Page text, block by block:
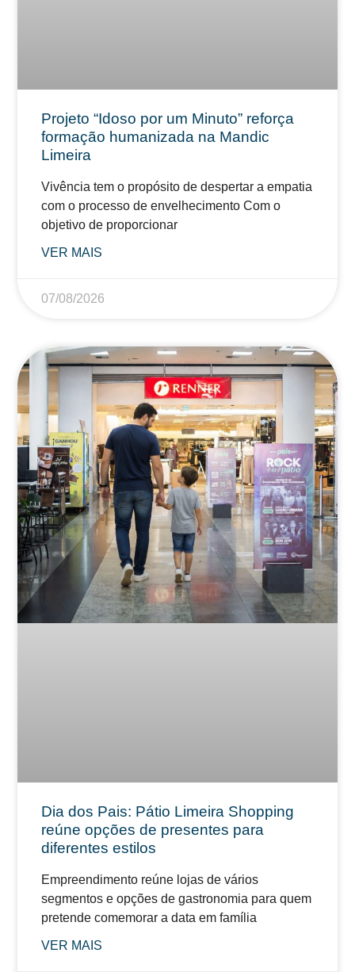
Projeto “Idoso por um Minuto” reforça
formação humanizada na Mandic
Limeira
Vivência tem o propósito de despertar a empatia
com o processo de envelhecimento Com o
objetivo de proporcionar
VER MAIS
07/08/2026
Dia dos Pais: Pátio Limeira Shopping
reúne opções de presentes para
diferentes estilos
Empreendimento reúne lojas de vários
segmentos e opções de gastronomia para quem
pretende comemorar a data em família
VER MAIS